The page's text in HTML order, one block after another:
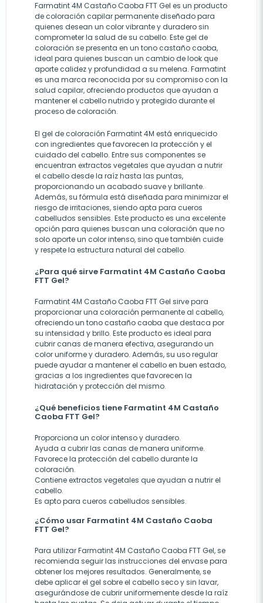
Farmatint 4M Castaño Caoba FTT Gel es un producto
de coloración capilar permanente diseñado para
quienes desean un color vibrante y duradero sin
comprometer la salud de su cabello. Este gel de
coloración se presenta en un tono castaño caoba,
ideal para quienes buscan un cambio de look que
aporte calidez y profundidad a su melena. Farmatint
es una marca reconocida por su compromiso con la
salud capilar, ofreciendo productos que ayudan a
mantener el cabello nutrido y protegido durante el
proceso de coloración.
El gel de coloración Farmatint 4M está enriquecido
con ingredientes que favorecen la protección y el
cuidado del cabello. Entre sus componentes se
encuentran extractos vegetales que ayudan a nutrir
el cabello desde la raíz hasta las puntas,
proporcionando un acabado suave y brillante.
Además, su fórmula está diseñada para minimizar el
riesgo de irritaciones, siendo apta para cueros
cabelludos sensibles. Este producto es una excelente
opción para quienes buscan una coloración que no
solo aporte un color intenso, sino que también cuide
y respete la estructura natural del cabello.
¿Para qué sirve Farmatint 4M Castaño Caoba
FTT Gel?
Farmatint 4M Castaño Caoba FTT Gel sirve para
proporcionar una coloración permanente al cabello,
ofreciendo un tono castaño caoba que destaca por
su intensidad y brillo. Este producto es ideal para
cubrir canas de manera efectiva, asegurando un
color uniforme y duradero. Además, su uso regular
puede ayudar a mantener el cabello en buen estado,
gracias a los ingredientes que favorecen la
hidratación y protección del mismo.
¿Qué beneficios tiene Farmatint 4M Castaño
Caoba FTT Gel?
Proporciona un color intenso y duradero.
Ayuda a cubrir las canas de manera uniforme.
Favorece la protección del cabello durante la
coloración.
Contiene extractos vegetales que ayudan a nutrir el
cabello.
Es apto para cueros cabelludos sensibles.
¿Cómo usar Farmatint 4M Castaño Caoba
FTT Gel?
Para utilizar Farmatint 4M Castaño Caoba FTT Gel, se
recomienda seguir las instrucciones del envase para
obtener los mejores resultados. Generalmente, se
debe aplicar el gel sobre el cabello seco y sin lavar,
asegurándose de cubrir uniformemente desde la raíz